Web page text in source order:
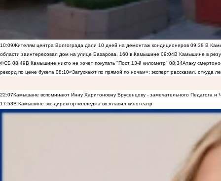
10:09Жителям центра Волгограда дали 10 дней на демонтаж кондиционеров 09:38 В
области заинтересовал дом на улице Базарова, 160 в Камышине 09:04В Камышине в
ФСБ 08:49В Камышине никто не хочет покупать "Пост 13-й километр" 08:34Атаку
рекорд по цене букета 08:10«Запускают по прямой по ночам»: эксперт рассказал, откуда
22:07Камышане вспоминают Инну Харитоновну Брусенцову - замечательного Педагога и
17:53В Камышине экс-директор колледжа возглавил кинотеатр